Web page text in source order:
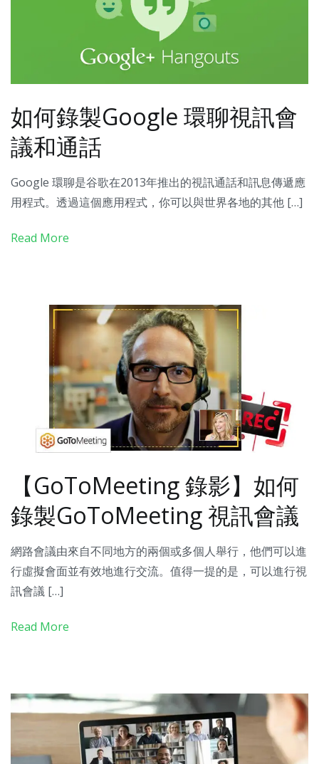
如何錄製Google 環聊視訊會
議和通話
Google 環聊是谷歌在2013年推出的視訊通話和訊息傳遞應
用程式。透過這個應用程式，你可以與世界各地的其他 […]
Read More
【GoToMeeting 錄影】如何
錄製GoToMeeting 視訊會議
網路會議由來自不同地方的兩個或多個人舉行，他們可以進
行虛擬會面並有效地進行交流。值得一提的是，可以進行視
訊會議 […]
Read More